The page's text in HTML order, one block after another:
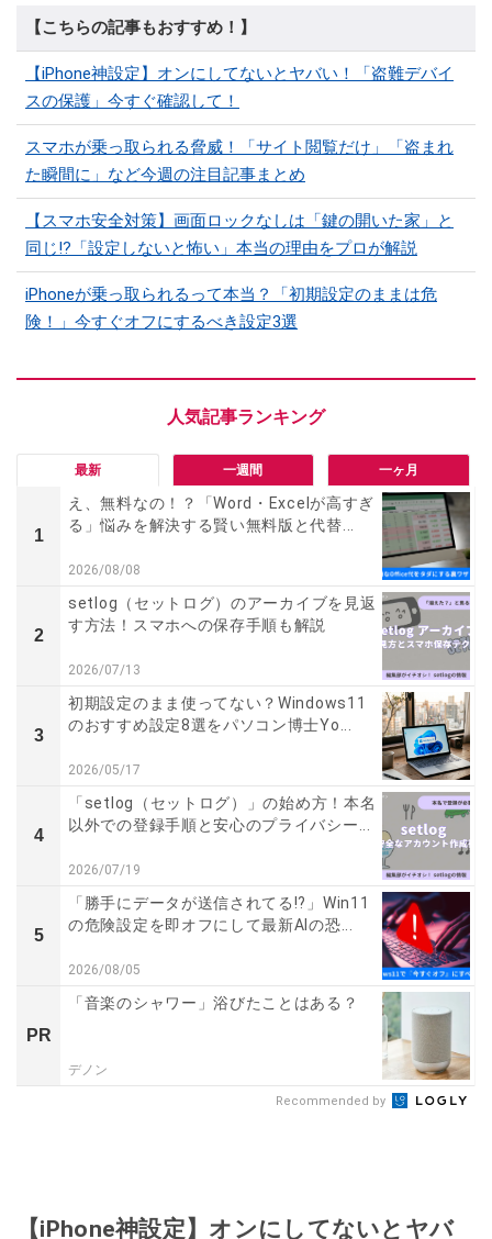
【こちらの記事もおすすめ！】
【iPhone神設定】オンにしてないとヤバい！「盗難デバイ
スの保護」今すぐ確認して！
スマホが乗っ取られる脅威！「サイト閲覧だけ」「盗まれ
た瞬間に」など今週の注目記事まとめ
【スマホ安全対策】画面ロックなしは「鍵の開いた家」と
同じ!?「設定しないと怖い」本当の理由をプロが解説
iPhoneが乗っ取られるって本当？「初期設定のままは危
険！」今すぐオフにするべき設定3選
最新 一週間 一ヶ月
1
え、無料なの！？「Word・Excelが高すぎ
る」悩みを解決する賢い無料版と代替...
2026/08/08
2
setlog（セットログ）のアーカイブを見返
す方法！スマホへの保存手順も解説
2026/07/13
3
初期設定のまま使ってない？Windows11
のおすすめ設定8選をパソコン博士Yo...
2026/05/17
4
「setlog（セットログ）」の始め方！本名
以外での登録手順と安心のプライバシー...
2026/07/19
5
「勝手にデータが送信されてる!?」Win11
の危険設定を即オフにして最新AIの恐...
2026/08/05
PR
「音楽のシャワー」浴びたことはある？
デノン
Recommended by
【iPhone神設定】オンにしてないとヤバ